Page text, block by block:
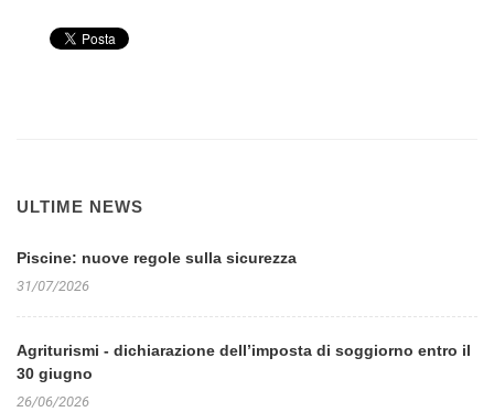
ULTIME NEWS
Piscine: nuove regole sulla sicurezza
31/07/2026
Agriturismi - dichiarazione dell’imposta di soggiorno entro il
30 giugno
26/06/2026